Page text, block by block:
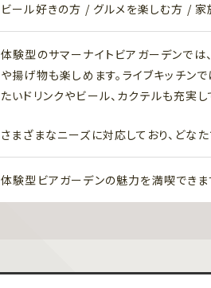
ビール好きの方 / グルメを楽しむ方 /
体験型のサマーナイトビアガーデンでは
や揚げ物も楽しめます。ライブキッチ
たいドリンクやビール、カクテルも充実し
さまざまなニーズに対応しており、どなた
体験型ビアガーデンの魅力を満喫できま